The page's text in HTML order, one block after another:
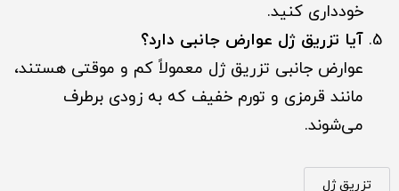
خودداری کنید.
آیا تزریق ژل عوارض جانبی دارد؟
عوارض جانبی تزریق ژل معمولاً کم و موقتی هستند،
مانند قرمزی و تورم خفیف که به زودی برطرف
می‌شوند.
تزریق ژل